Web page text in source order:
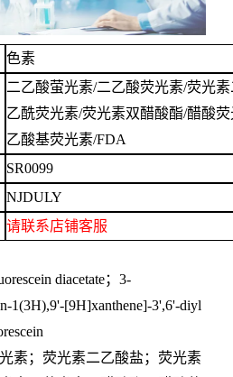
色素
二乙酸萤光素/二乙酸荧光素/荧光
乙酰荧光素/荧光素双醋酸酯/醋酸
乙酸基荧光素/FDA
SR0099
NJDULY
请联系店铺客服
diacetate；3-
1(3H),9'-[9H]xanthene]-3',6'-diyl
素；荧光素二乙酸盐；荧光素